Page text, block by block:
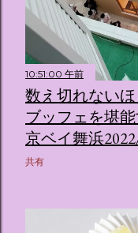
10:51:00 午前
数え切れない
ブッフェを堪
京ベイ舞浜
共有